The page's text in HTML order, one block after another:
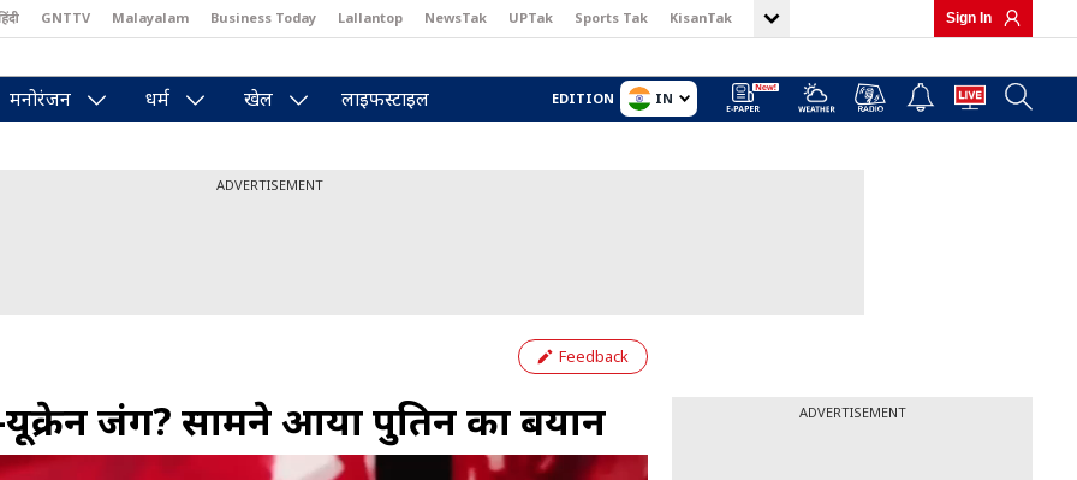
GNTTV Malayalam Business Today Lallantop NewsTak UPTak Sports Tak KisanTak Sign In
मनोरंजन धर्म खेल लाइफस्टाइल EDITION IN
ADVERTISEMENT
Feedback
जंग? सामने आया पुतिन का बयान ADVERTISEMENT